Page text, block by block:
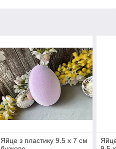
Яйце з пластику 9.5 х 7 см